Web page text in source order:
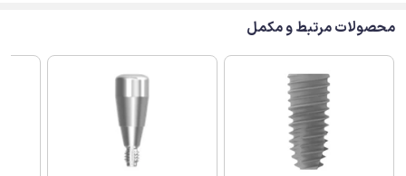
محصولات مرتبط و مکمل